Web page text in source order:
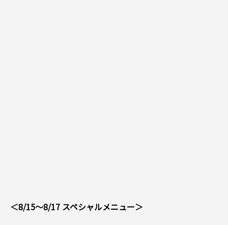
＜8/15～8/17 スペシャルメニュー＞